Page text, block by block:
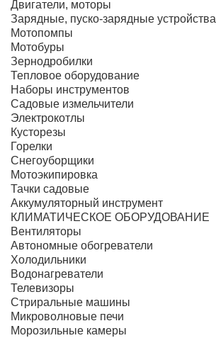
Двигатели, моторы
Зарядные, пуско-зарядные устройства
Мотопомпы
Мотобуры
Зернодробилки
Тепловое оборудование
Наборы инструментов
Садовые измельчители
Электрокотлы
Кусторезы
Горелки
Снегоуборщики
Мотоэкипировка
Тачки садовые
Аккумуляторный инструмент
КЛИМАТИЧЕСКОЕ ОБОРУДОВАНИЕ
Вентиляторы
Автономные обогреватели
Холодильники
Водонагреватели
Телевизоры
Стриральные машины
Микроволновые печи
Морозильные камеры